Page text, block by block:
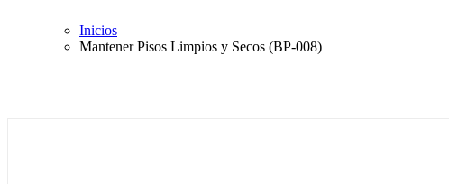
Inicios
Mantener Pisos Limpios y Secos (BP-008)